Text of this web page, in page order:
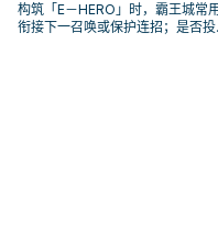
构筑「E－HERO」时，霸王城常
衔接下一召唤或保护连招；是否投